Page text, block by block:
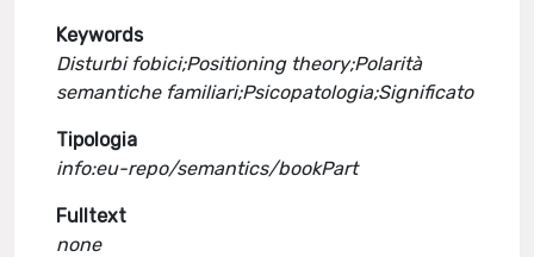
Keywords
Disturbi fobici;Positioning theory;Polarità
semantiche familiari;Psicopatologia;Significato
Tipologia
info:eu-repo/semantics/bookPart
Fulltext
none